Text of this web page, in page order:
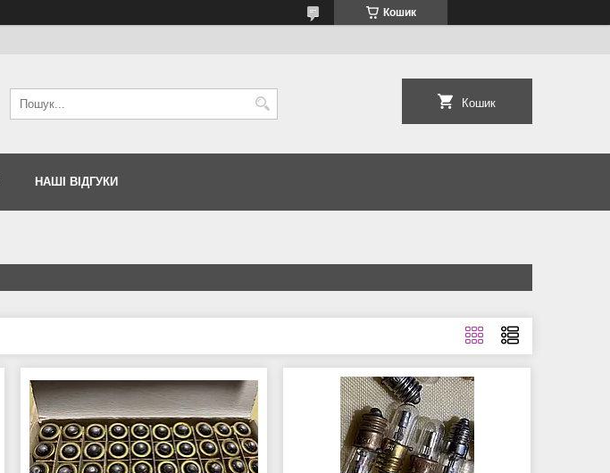
Кошик
Кошик
НАШІ ВІДГУКИ